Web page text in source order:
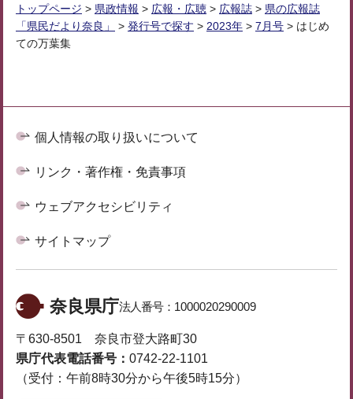
トップページ > 県政情報 > 広報・広聴 > 広報誌 > 県の広報誌
「県民だより奈良」
> 発行号で探す > 2023年 > 7月号 > はじめ
ての万葉集
個人情報の取り扱いについて
リンク・著作権・免責事項
ウェブアクセシビリティ
サイトマップ
奈良県庁法人番号： 1000020290009
〒630-8501 奈良市登大路町30
県庁代表電話番号： 0742-22-1101
（受付：午前8時30分から午後5時15分）